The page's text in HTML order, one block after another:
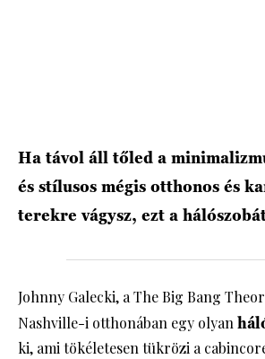
Ha távol áll tőled a
és stílusos mégis otthonos és
terekre vágysz, ezt a
Johnny Galecki, a The Big Bang
Nashville-i otthonában egy olyan
ki, ami tökéletesen tükrözi a